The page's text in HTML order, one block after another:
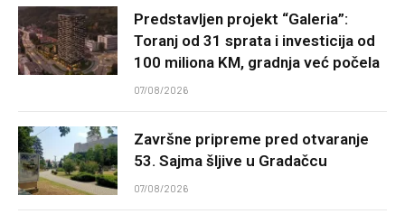
Predstavljen projekt “Galeria”:
Toranj od 31 sprata i investicija od
100 miliona KM, gradnja već počela
07/08/2026
Završne pripreme pred otvaranje
53. Sajma šljive u Gradačcu
07/08/2026